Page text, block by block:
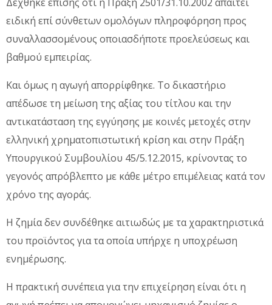
Δέχθηκε επίσης ότι η Πράξη 2501/31.10.2002 απαιτεί
ειδική επί σύνθετων ομολόγων πληροφόρηση προς
συναλλασσομένους οποιασδήποτε προελεύσεως και
βαθμού εμπειρίας.
Και όμως η αγωγή απορρίφθηκε. Το δικαστήριο
απέδωσε τη μείωση της αξίας του τίτλου και την
αντικατάσταση της εγγύησης με κοινές μετοχές στην
ελληνική χρηματοπιστωτική κρίση και στην Πράξη
Υπουργικού Συμβουλίου 45/5.12.2015, κρίνοντας το
γεγονός απρόβλεπτο με κάθε μέτρο επιμέλειας κατά τον
χρόνο της αγοράς.
Η ζημία δεν συνδέθηκε αιτιωδώς με τα χαρακτηριστικά
του προϊόντος για τα οποία υπήρχε η υποχρέωση
ενημέρωσης.
Η πρακτική συνέπεια για την επιχείρηση είναι ότι η